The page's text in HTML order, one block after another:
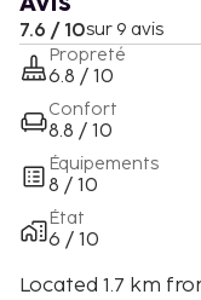
7.6 / 10sur 9 avis
Propreté
6.8 / 10
Confort
8.8 / 10
Équipements
8 / 10
État
6 / 10
Located 1.7 km